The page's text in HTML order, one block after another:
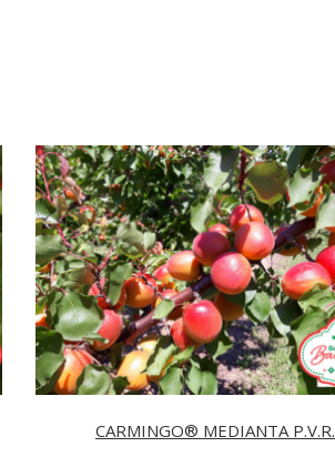
CARMINGO® MEDIANTA P.V.R.